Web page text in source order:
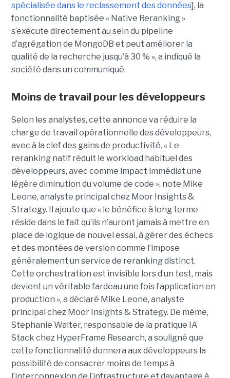
spécialisée dans le reclassement des données], la
fonctionnalité baptisée « Native Reranking »
s’exécute directement au sein du pipeline
d’agrégation de MongoDB et peut améliorer la
qualité de la recherche jusqu’à 30 % », a indiqué la
société dans un communiqué.
Moins de travail pour les développeurs
Selon les analystes, cette annonce va réduire la
charge de travail opérationnelle des développeurs,
avec à la clef des gains de productivité. « Le
reranking natif réduit le workload habituel des
développeurs, avec comme impact immédiat une
légère diminution du volume de code », note Mike
Leone, analyste principal chez Moor Insights &
Strategy. Il ajoute que « le bénéfice à long terme
réside dans le fait qu’ils n’auront jamais à mettre en
place de logique de nouvel essai, à gérer des échecs
et des montées de version comme l’impose
généralement un service de reranking distinct.
Cette orchestration est invisible lors d’un test, mais
devient un véritable fardeau une fois l’application en
production », a déclaré Mike Leone, analyste
principal chez Moor Insights & Strategy. De même,
Stephanie Walter, responsable de la pratique IA
Stack chez HyperFrame Research, a souligné que
cette fonctionnalité donnera aux développeurs la
possibilité de consacrer moins de temps à